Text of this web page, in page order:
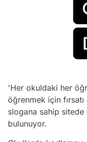
'Her okuldaki her
öğrenmek için fırsatı
slogana sahip sitede
bulunuyor.